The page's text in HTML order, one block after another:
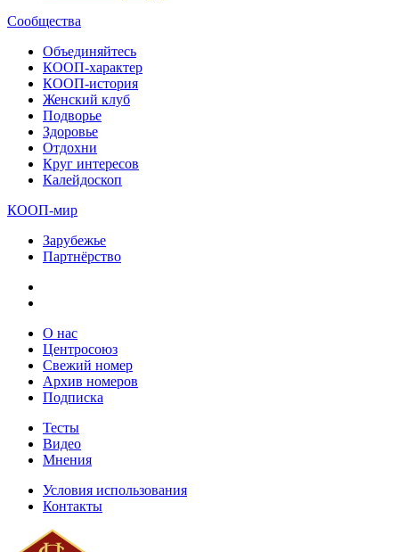
Сообщества
Объединяйтесь
КООП-характер
КООП-история
Женский клуб
Подворье
Здоровье
Отдохни
Круг интересов
Калейдоскоп
КООП-мир
Зарубежье
Партнёрство
О нас
Центросоюз
Свежий номер
Архив номеров
Подписка
Тесты
Видео
Мнения
Условия использования
Контакты